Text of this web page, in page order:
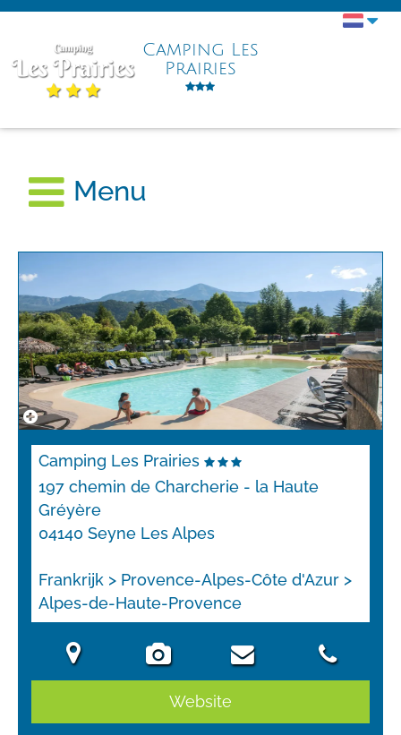
Camping Les
Prairies
Menu
Camping Les Prairies
197 chemin de Charcherie - la Haute
Gréyère
04140 Seyne Les Alpes
Frankrijk > Provence-Alpes-Côte d'Azur >
Alpes-de-Haute-Provence
Website